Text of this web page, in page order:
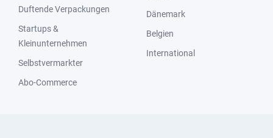
Duftende Verpackungen
Startups &
Kleinunternehmen
Selbstvermarkter
Abo-Commerce
Dänemark
Belgien
International